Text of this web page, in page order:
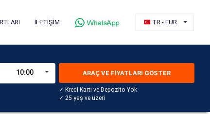
İLETİŞİM TR - EUR
10:00 ARAÇ VE FİYATLARI GÖSTER
✓ Kredi Kartı ve Depozito Yok
✓ 25 yaş ve üzeri